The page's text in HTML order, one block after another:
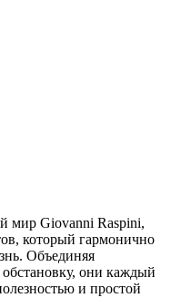
мир Giovanni Raspini,
который гармонично
Объединяя
они каждый
и простой